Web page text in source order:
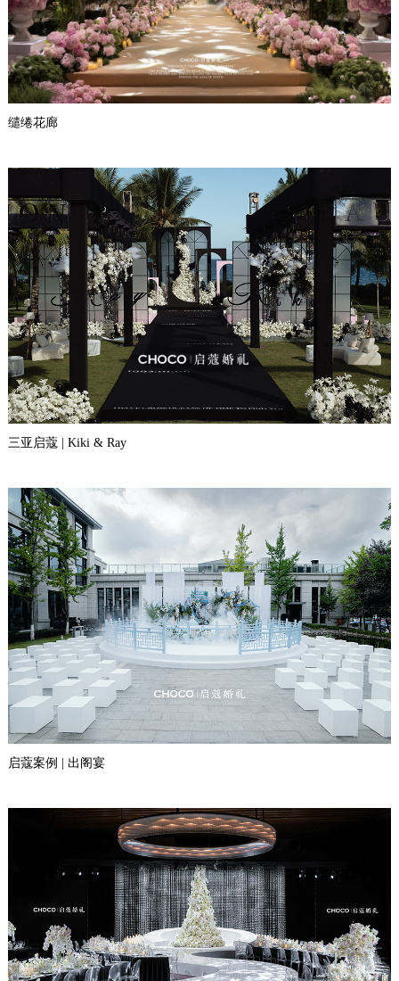
缱绻花廊
三亚启蔻 | Kiki & Ray
启蔻案例 | 出阁宴